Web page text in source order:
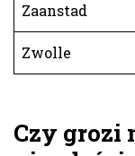
Zaanstad
Zwolle
Czy grozi